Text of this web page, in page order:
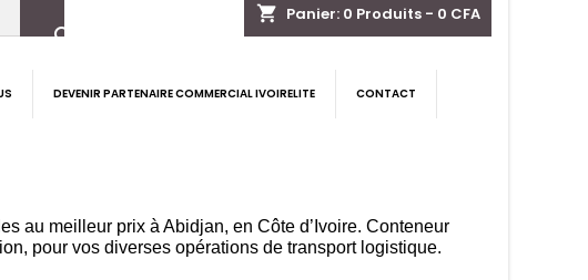
shopping_cart Panier: 0 Produits - 0 CFA

DEVENIR PARTENAIRE COMMERCIAL IVOIRELITE CONTACT
au meilleur prix à Abidjan, en Côte d’Ivoire. Conteneur
pour vos diverses opérations de transport logistique.